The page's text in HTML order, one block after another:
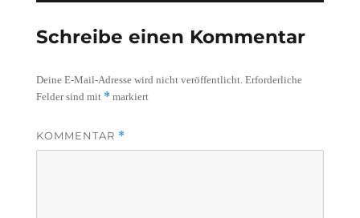
Schreibe einen Kommentar
Deine E-Mail-Adresse wird nicht veröffentlicht. Erforderliche
Felder sind mit *markiert
KOMMENTAR *